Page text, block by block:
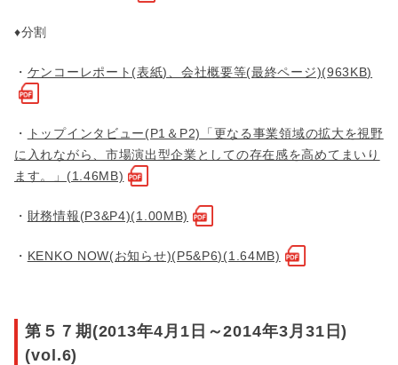
♦分割
・ ケンコーレポート(表紙)、会社概要等(最終ページ)(963KB)
・
トップインタビュー(P1＆P2)「更なる事業領域の拡大を視野
に入れながら、市場演出型企業としての存在感を高めてまいり
ます。」(1.46MB)
・ 財務情報(P3&P4)(1.00MB)
・ KENKO NOW(お知らせ)(P5&P6)(1.64MB)
第５７期(2013年4月1日～2014年3月31日)
(vol.6)